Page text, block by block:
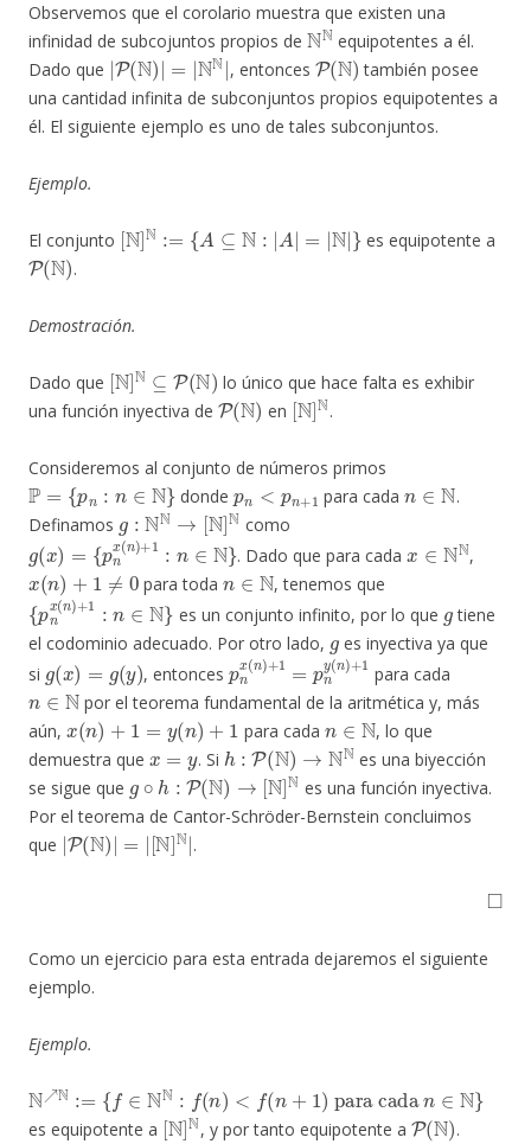
Observemos que el corolario muestra que existen una
infinidad de subcojuntos propios de
NN
equipotentes a él.
Dado que
|P(N)|=|NN|
, entonces
P( N)
también posee
una cantidad infinita de subconjuntos propios equipotentes a
él. El siguiente ejemplo es uno de tales subconjuntos.
Ejemplo.
El conjunto
[N]N A ⊆ |A = | N }
es equipotente a
P( N)
.
Demostración.
Dado que
[N]N P( N)
lo único que hace falta es exhibir
una función inyectiva de
P(N)
en
[N]N
.
Consideremos al conjunto de números primos
P={pn:n∈N}
donde
pn <pn+1
para cada
N
.
Definamos
g NN→[N]N
como
( ) n x(n)+1 N}
. Dado que para cada
NN
,
x(n) ≠0
para toda
n∈N
, tenemos que
{pnx(n) 1 ∈N
es un conjunto infinito, por lo que
tiene
el codominio adecuado. Por otro lado,
g
es inyectiva ya que
si
( ) )
, entonces
pnx(n) =pny(n )+
para cada
n ∈N
por el teorema fundamental de la aritmética y, más
aún,
x(n)+ 1=y(n)+1
para cada
n∈N
, lo que
demuestra que
=y
. Si
h: P(N)→NN
es una biyección
se sigue que
g∘h (N)→[ N ] N
es una función inyectiva.
Por el teorema de Cantor-Schröder-Bernstein concluimos
que
|P(N)|=|
[N]N|
.
◻
Como un ejercicio para esta entrada dejaremos el siguiente
ejemplo.
Ejemplo.
N ↗N f∈ N:f( <f n para cada N
es equipotente a
[N]N
, y por tanto equipotente a
P(N)
.